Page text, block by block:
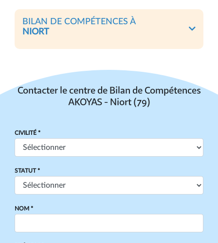
BILAN DE COMPÉTENCES À
NIORT
Contacter le centre de Bilan de Compétences
AKOYAS - Niort (79)
CIVILITÉ *
STATUT *
NOM *